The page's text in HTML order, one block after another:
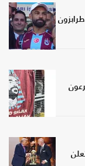
61 مع نادي طرابزون